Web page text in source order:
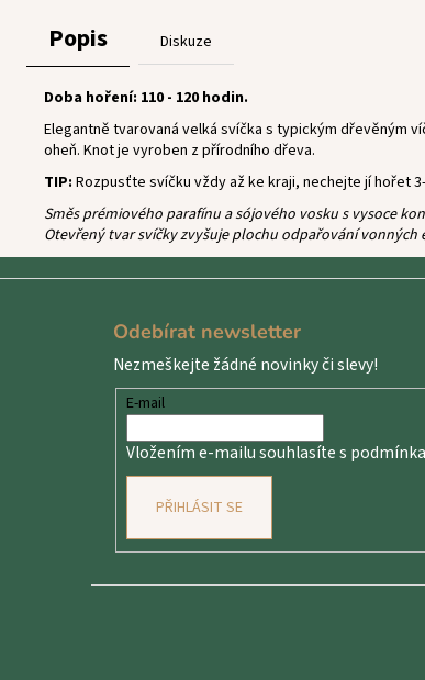
Popis Diskuze
Doba hoření: 110 - 120 hodin.
Elegantně tvarovaná velká svíčka s typickým dřevěným
oheň. Knot je vyroben z přírodního dřeva.
TIP: Rozpusťte svíčku vždy až ke kraji, nechejte jí hořet
Směs prémiového parafínu a sójového vosku s vysoce
Otevřený tvar svíčky zvyšuje plochu odpařování
Odebírat newsletter
Nezmeškejte žádné novinky či slevy!
E-mail
Vložením e-mailu souhlasíte s
PŘIHLÁSIT SE